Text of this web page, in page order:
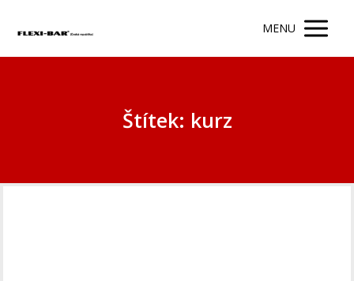
MENU
Štítek: kurz